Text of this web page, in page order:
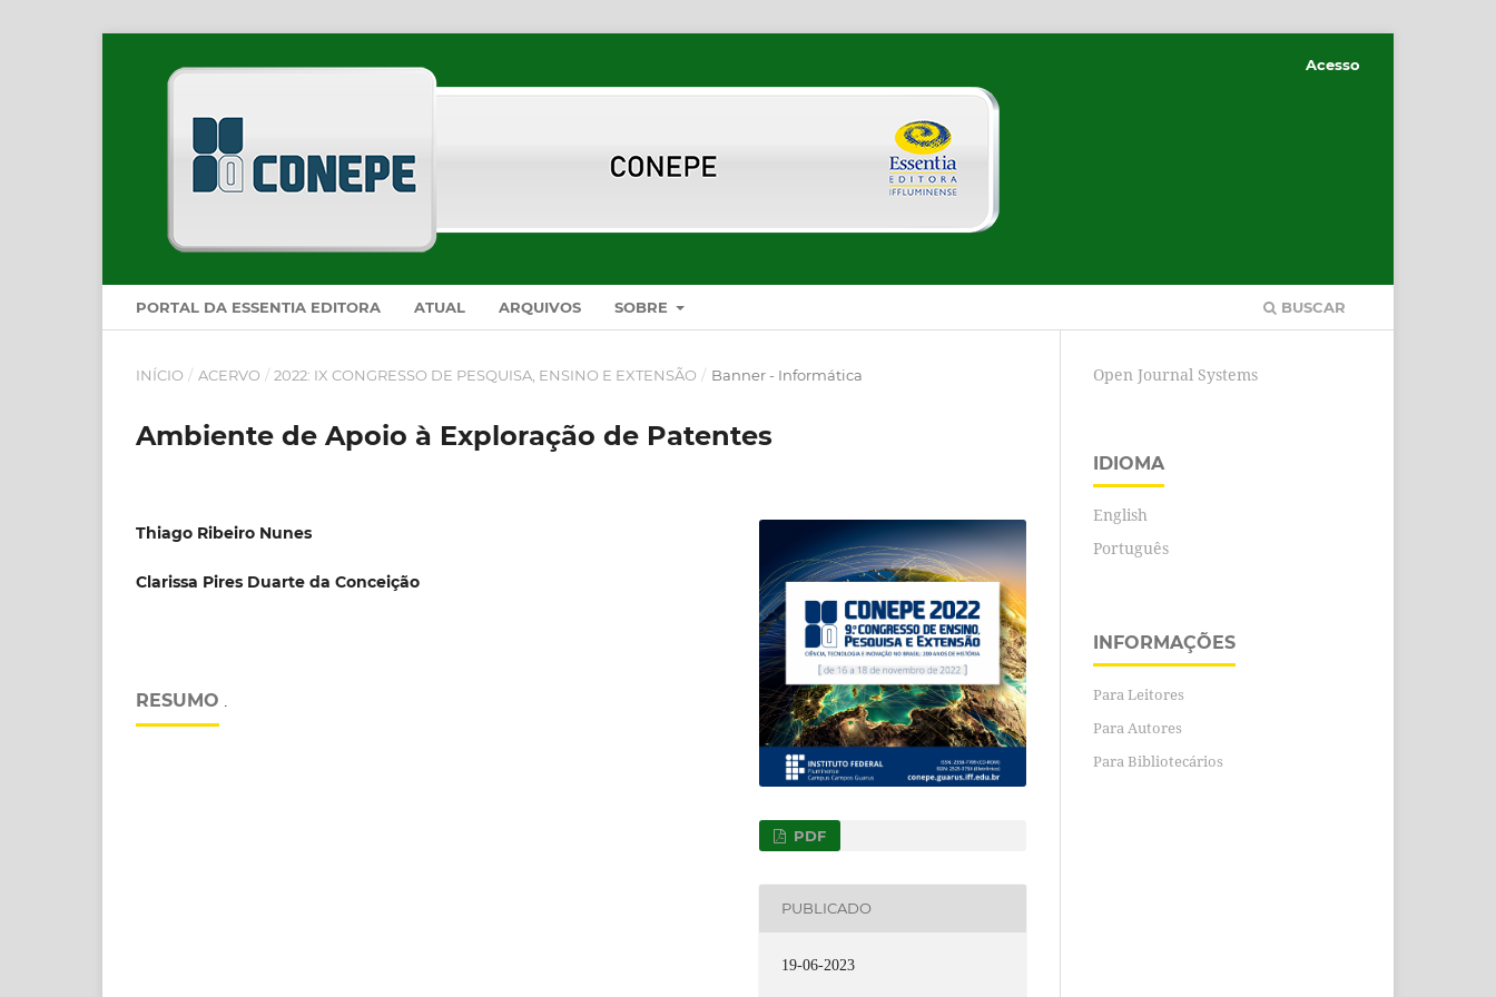
PORTAL DA ESSENTIA EDITORA ATUAL ARQUIVOS SOBRE BUSCAR
Acesso
INÍCIO / ACERVO / 2022: IX CONGRESSO DE PESQUISA, ENSINO E EXTENSÃO / Banner - Informática
Ambiente de Apoio à Exploração de Patentes
Thiago Ribeiro Nunes
Clarissa Pires Duarte da Conceição
RESUMO
PDF
PUBLICADO
19-06-2023
Open Journal Systems
IDIOMA
English
Português
INFORMAÇÕES
Para Leitores
Para Autores
Para Bibliotecários